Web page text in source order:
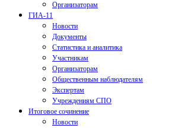
Организаторам
ГИА-11
Новости
Документы
Статистика и аналитика
Участникам
Организаторам
Общественным наблюдателям
Экспертам
Учреждениям СПО
Итоговое сочинение
Новости